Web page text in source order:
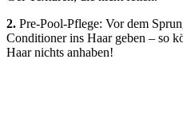
2. Pre-Pool-Pflege: Vor dem
Conditioner ins Haar geben – so
Haar nichts anhaben!